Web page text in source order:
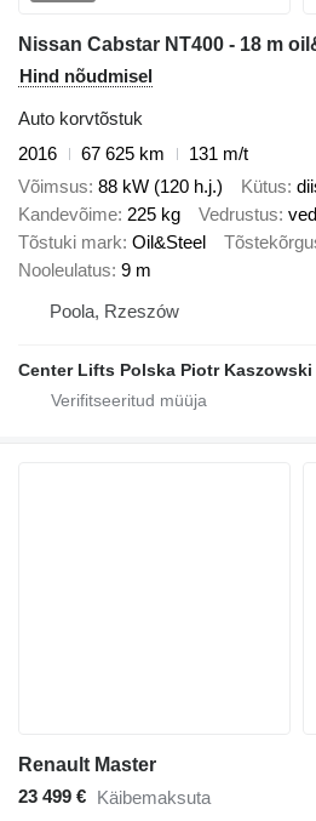
Hind nõudmisel
Auto korvtõstuk
2016
67 625 km
131 m/t
Võimsus 88 kW (120 h.j.) Kütus
Kandevõime 225 kg Vedrustus
Tõstuki mark Oil&Steel
Nooleulatus 9 m
Poola, Rzeszów
Center Lifts Polska Piotr Kaszowski
Renault Master
23 499 € Käibemaksuta